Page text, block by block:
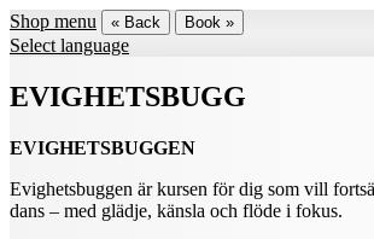
Shop menu « Back Book »
Select language
EVIGHETSBUGG
EVIGHETSBUGGEN
Evighetsbuggen är kursen för dig som vill
dans – med glädje, känsla och flöde i fokus.